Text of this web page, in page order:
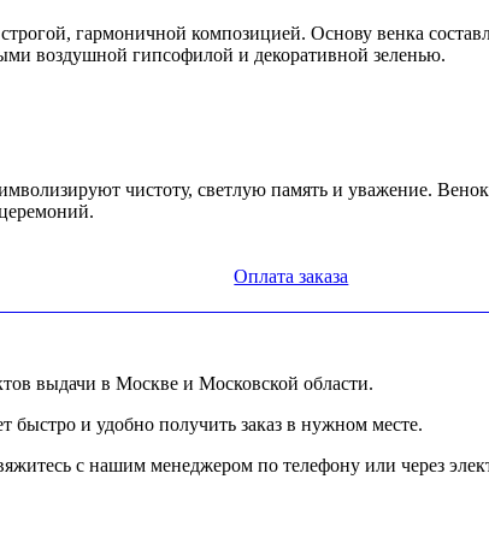
гармоничной композицией. Основу венка
воздушной гипсофилой и декоративной зеленью.
чистоту, светлую память и уважение.
Оплата заказа
выдачи в Москве и Московской области.
и удобно получить заказ в нужном месте.
с нашим менеджером по телефону или через